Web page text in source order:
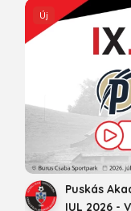
Új
Puskás
IUL 2026 -